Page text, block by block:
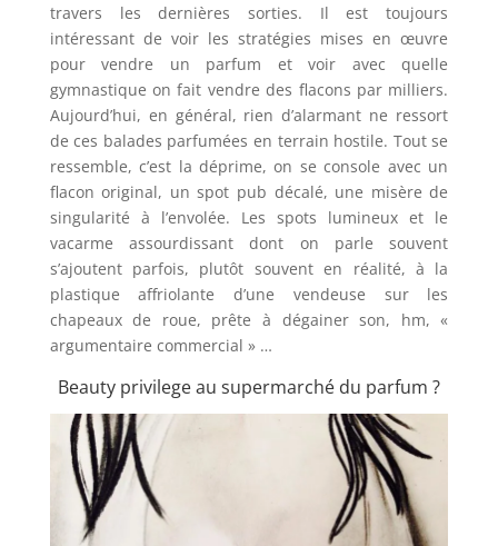
travers les dernières sorties. Il est toujours
intéressant de voir les stratégies mises en œuvre
pour vendre un parfum et voir avec quelle
gymnastique on fait vendre des flacons par milliers.
Aujourd’hui, en général, rien d’alarmant ne ressort
de ces balades parfumées en terrain hostile. Tout se
ressemble, c’est la déprime, on se console avec un
flacon original, un spot pub décalé, une misère de
singularité à l’envolée. Les spots lumineux et le
vacarme assourdissant dont on parle souvent
s’ajoutent parfois, plutôt souvent en réalité, à la
plastique affriolante d’une vendeuse sur les
chapeaux de roue, prête à dégainer son, hm, «
argumentaire commercial » …
Beauty privilege au supermarché du parfum ?